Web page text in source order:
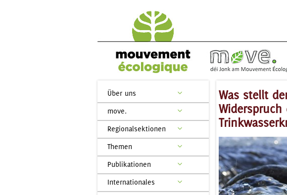
Über uns
move.
Regionalsektionen
Themen
Publikationen
Internationales
Was stellt